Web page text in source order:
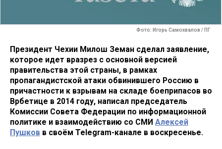
Фото: Игорь Самохвалов / ПГ
Президент Чехии Милош Земан сделал заявление,
которое идет вразрез с основной версией
правительства этой страны, в рамках
пропагандистской атаки обвинившего Россию в
причастности к взрывам на складе боеприпасов во
Врбетице в 2014 году, написал председатель
Комиссии Совета Федерации по информационной
политике и взаимодействию со СМИ Алексей
Пушков в своём Telegram-канале в воскресенье.